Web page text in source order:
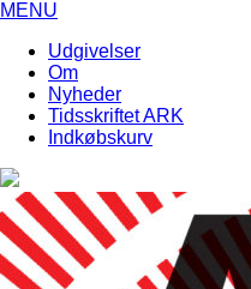
MENU
Udgivelser
Om
Nyheder
Tidsskriftet ARK
Indkøbskurv